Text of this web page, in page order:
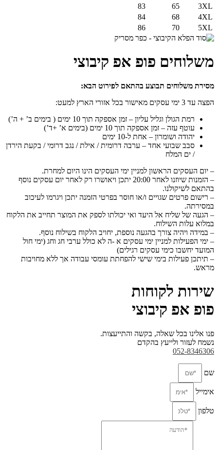
3XL
65
83
4XL
68
84
5XL
70
86
משלוחים פופ אפ קיבוצי
מסירת משלוחים תבוצע בהתאם לפירוט הבא:
הפצה עד 3 ימי עסקים מאישור בכל אזורי הארץ למעט:
רמת הגולן וגליל עליון – זמן אספקה תוך 10 ימים ( בימים ב’ + ה’)
עוטף עזה – זמן אספקה תוך 10 ימים (בימים א’ +ד’)
יהודה ושומרון – אחת ל-10 ימים
סבב שבועי אחד – ערבה דרומית / אילת / נגב דרומי / בקעת הירדן
/ ים המלח
– יום העסקים הראשון למניין ימי העסקים הינו היום למחרת.
– הזמנות שיוזנו לאחר 20:00 יתכן ויאושרו רק לאחר יום עסקים נוסף
בהתאם לשיקולנו.
– רישום פרטים שגויים ו/או חוסר בפרטי הזמנה יתכן ויגרמו לעיכוב
במסירתה.
– הגעה של שליח אל היעד ואי יכולתו לספק את המוצר תחייב את הלקוח
במלוא עלות השילוח.
– במידה ויהיה צורך בהגעה נוספת, יחויב הלקוח בשילוח נוסף.
– ימי הפעילות למניין ימי עסקים א -ה לא כולל ערבי חג וחג (ימי חול
המועד יחשבו כימי עסקים רגילים)
– תיתכן פעילות בימי שישי להפחתת עומסי עבודה אך ללא מחויבות
מראש.
שירות לקוחות
פופ אפ קיבוצי
פנו אלינו בכל שאלה, בקשה והתייעצות.
נשמח לעזור ולייעץ בהקדם
052-8346306
שם
אימייל
טלפון